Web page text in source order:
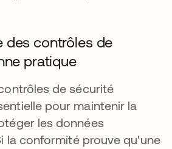
des contrôles de
pratique
de sécurité
pour maintenir la
les données
la conformité prouve qu'une